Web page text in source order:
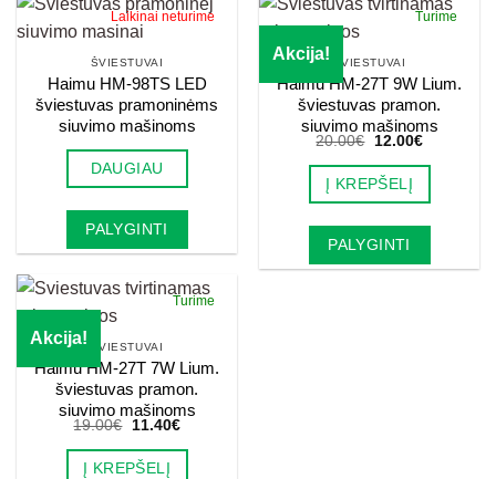
Laikinai neturime
ŠVIESTUVAI
Haimu HM-98TS LED
šviestuvas pramoninėms
siuvimo mašinoms
DAUGIAU
PALYGINTI
Akcija!
Turime
ŠVIESTUVAI
Haimu HM-27T 9W Lium.
šviestuvas pramon.
siuvimo mašinoms
20.00€
Original
was:
20.00€.
12.00€Current
is:
Į KREPŠELĮ
PALYGINTI
Akcija!
Turime
ŠVIESTUVAI
Haimu HM-27T 7W Lium.
šviestuvas pramon.
siuvimo mašinoms
19.00€
Original
was:
19.00€.
11.40€Current
is:
Į KREPŠELĮ